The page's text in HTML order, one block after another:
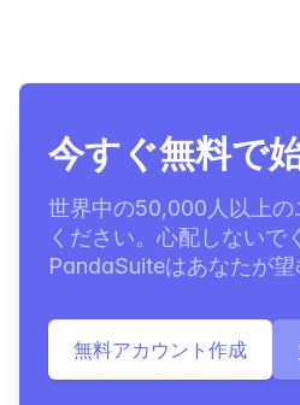
今すぐ無料で
世界中の50,000人以上の
ください。心配しないで
PandaSuiteはあなたが望
無料アカウント作成